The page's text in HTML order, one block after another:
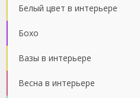
Белый цвет в интерьере
Бохо
Вазы в интерьере
Весна в интерьере